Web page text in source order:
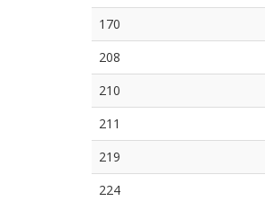
170
208
210
211
219
224